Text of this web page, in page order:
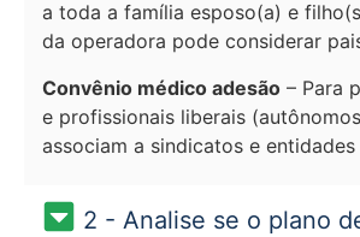
a toda a família esposo(a) e
da operadora pode considerar
Convênio médico adesão – Para
e profissionais liberais
associam a sindicatos e entidades
2 - Analise se o plano